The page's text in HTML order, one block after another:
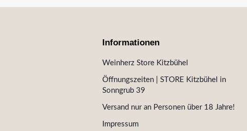
Informationen
Weinherz Store Kitzbühel
Öffnungszeiten | STORE Kitzbühel in
Sonngrub 39
Versand nur an Personen über 18 Jahre!
Impressum